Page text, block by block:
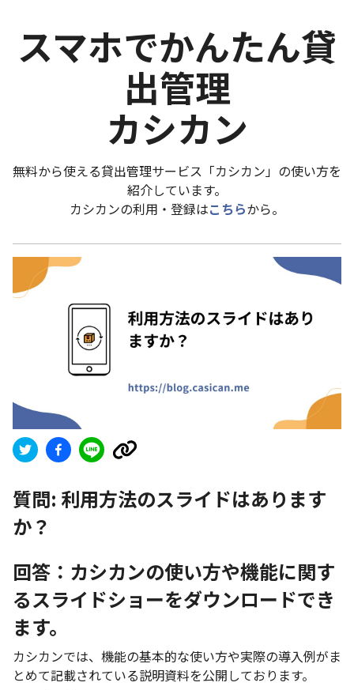
スマホでかんたん貸
出管理
カシカン
無料から使える貸出管理サービス「カシカン」の使い方を
紹介しています。
カシカンの利用・登録はこちらから。
質問: 利用方法のスライドはあります
か？
回答：カシカンの使い方や機能に関す
るスライドショーをダウンロードでき
ます。
カシカンでは、機能の基本的な使い方や実際の導入例がま
とめて記載されている説明資料を公開しております。